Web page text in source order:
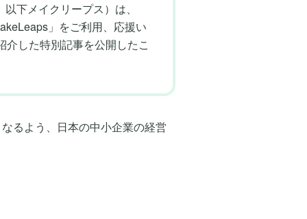
下メイクリープス）は、
」をご利用、応援い
した特別記事を公開したこ
るよう、日本の中小企業の経営